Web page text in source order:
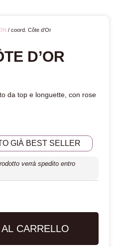
/ coord. Côte d’Or
D’OR
da top e longuette, con rose
GIÀ BEST SELLER
verrà spedito entro
CARRELLO